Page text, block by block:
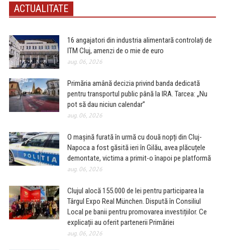
ACTUALITATE
16 angajatori din industria alimentară controlați de
ITM Cluj, amenzi de o mie de euro
aug. 06, 2026
Primăria amână decizia privind banda dedicată
pentru transportul public până la IRA. Tarcea: „Nu
pot să dau niciun calendar”
aug. 06, 2026
O mașină furată în urmă cu două nopți din Cluj-
Napoca a fost găsită ieri în Gilău, avea plăcuțele
demontate, victima a primit-o înapoi pe platformă
aug. 06, 2026
Clujul alocă 155.000 de lei pentru participarea la
Târgul Expo Real München. Dispută în Consiliul
Local pe banii pentru promovarea investițiilor. Ce
explicații au oferit partenerii Primăriei
aug. 06, 2026